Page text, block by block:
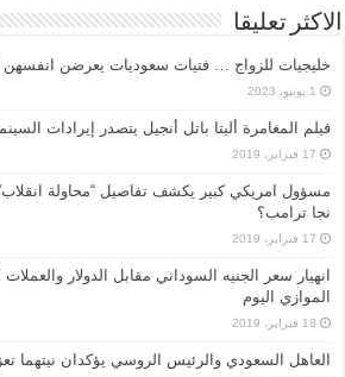
الاكثر تعليقا
خليجيات للزواج … فتيات سعوديات يعرضن انفسهن
1 يونيو، 2023
فيلم المغامرة أليتا‭ ‬باتل أنجيل يتصدر إيرادات السينما الأمريكية هذا الاسبوع
17 فبراير، 2019
مسؤول امريكي كبير يكشف تفاصيل “محاولة
نجا ترامب؟
17 فبراير، 2019
انهيار سعر الجنيه السوداني مقابل الدولار
الموازي اليوم
18 فبراير، 2019
العاهل السعودي والرئيس الروسي يؤكدان نيتهما